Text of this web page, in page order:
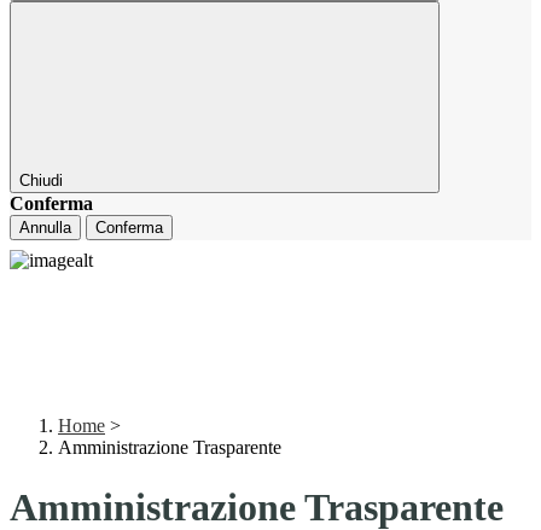
Chiudi
Conferma
Annulla Conferma
Home >
Amministrazione Trasparente
Amministrazione Trasparente